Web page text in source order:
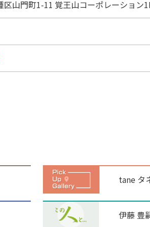
山門町1-11 覚王山コーポレーション
tane タ
伊藤 豊